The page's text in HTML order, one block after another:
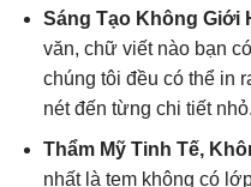
Sáng Tạo Không Giới
văn, chữ viết nào bạn
chúng tôi đều có thể in
nét đến từng chi tiết nhỏ.
Thẩm Mỹ Tinh Tế,
nhất là tem không có